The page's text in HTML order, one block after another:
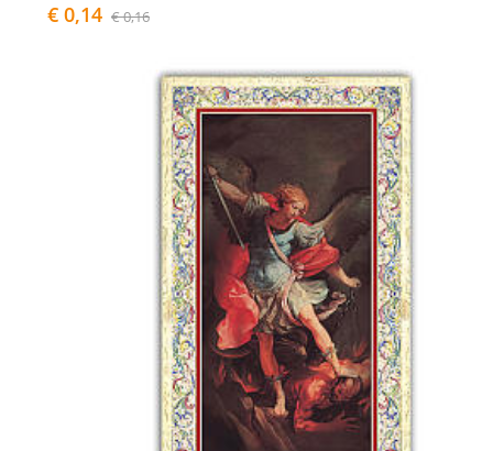
€ 0,14 € 0,16